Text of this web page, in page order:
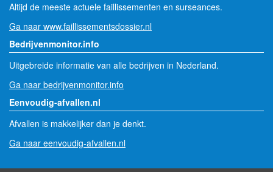
Altijd de meeste actuele faillissementen en surseances.
Ga naar www.faillissementsdossier.nl
Bedrijvenmonitor.info
Uitgebreide informatie van alle bedrijven in Nederland.
Ga naar bedrijvenmonitor.info
Eenvoudig-afvallen.nl
Afvallen is makkelijker dan je denkt.
Ga naar eenvoudig-afvallen.nl